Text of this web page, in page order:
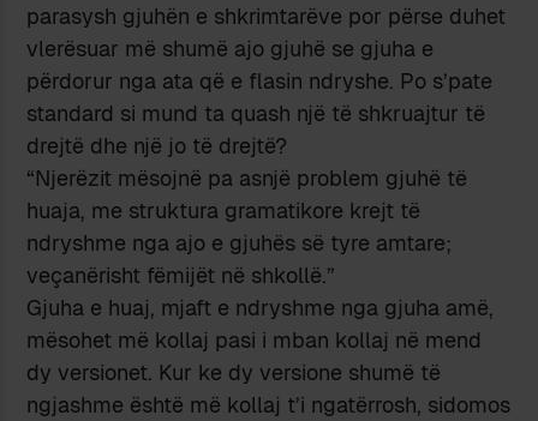
parasysh gjuhën e shkrimtarëve por përse duhet
vlerësuar më shumë ajo gjuhë se gjuha e
përdorur nga ata që e flasin ndryshe. Po s’pate
standard si mund ta quash një të shkruajtur të
drejtë dhe një jo të drejtë?
“Njerëzit mësojnë pa asnjë problem gjuhë të
huaja, me struktura gramatikore krejt të
ndryshme nga ajo e gjuhës së tyre amtare;
veçanërisht fëmijët në shkollë.”
Gjuha e huaj, mjaft e ndryshme nga gjuha amë,
mësohet më kollaj pasi i mban kollaj në mend
dy versionet. Kur ke dy versione shumë të
ngjashme është më kollaj t’i ngatërrosh, sidomos